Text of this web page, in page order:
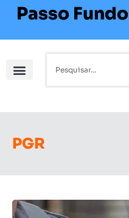
Passo Fundo
PGR